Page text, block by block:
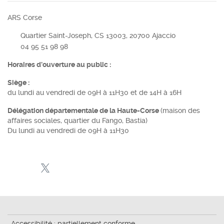
ARS Corse
Quartier Saint-Joseph, CS 13003, 20700 Ajaccio
04 95 51 98 98
Horaires d'ouverture au public :
Siège :
du lundi au vendredi de 09H à 11H30 et de 14H à 16H
Délégation départementale de la Haute-Corse(maison des
affaires sociales, quartier du Fango, Bastia)
Du lundi au vendredi de 09H à 11H30